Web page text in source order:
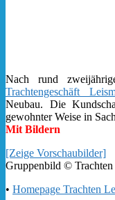
Nach rund
Trachtengeschäft
Neubau. Die
gewohnter Weise in
Mit Bildern
[Zeige Vorschaubilder]
Gruppenbild ©
• Homepage Trachten